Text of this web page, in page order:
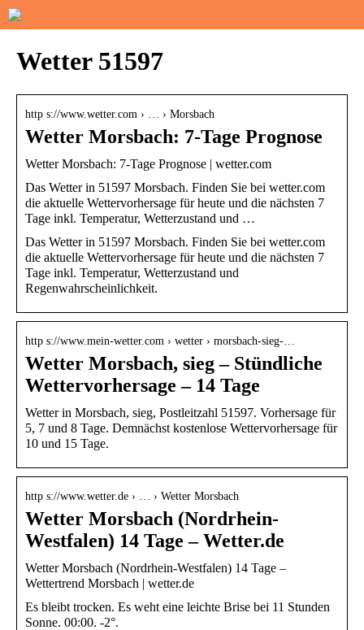
Wetter 51597
http s://www.wetter.com › … › Morsbach
Wetter Morsbach: 7-Tage Prognose
Wetter Morsbach: 7-Tage Prognose | wetter.com
Das Wetter in 51597 Morsbach. Finden Sie bei wetter.com
die aktuelle Wettervorhersage für heute und die nächsten 7
Tage inkl. Temperatur, Wetterzustand und …
Das Wetter in 51597 Morsbach. Finden Sie bei wetter.com
die aktuelle Wettervorhersage für heute und die nächsten 7
Tage inkl. Temperatur, Wetterzustand und
Regenwahrscheinlichkeit.
http s://www.mein-wetter.com › wetter › morsbach-sieg-…
Wetter Morsbach, sieg – Stündliche
Wettervorhersage – 14 Tage
Wetter in Morsbach, sieg, Postleitzahl 51597. Vorhersage für
5, 7 und 8 Tage. Demnächst kostenlose Wettervorhersage für
10 und 15 Tage.
http s://www.wetter.de › … › Wetter Morsbach
Wetter Morsbach (Nordrhein-
Westfalen) 14 Tage – Wetter.de
Wetter Morsbach (Nordrhein-Westfalen) 14 Tage –
Wettertrend Morsbach | wetter.de
Es bleibt trocken. Es weht eine leichte Brise bei 11 Stunden
Sonne. 00:00. -2°.